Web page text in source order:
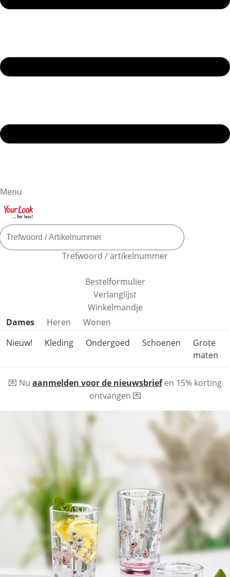
Menu
Trefwoord / artikelnummer
Bestelformulier
Verlanglijst
Winkelmandje
Productcategorieën overslaan
Dames Heren
Wonen
Nieuw!
Kleding Ondergoed Schoenen
Grote
maten
💌 Nu aanmelden voor de nieuwsbriefen 15% korting
ontvangen 💌